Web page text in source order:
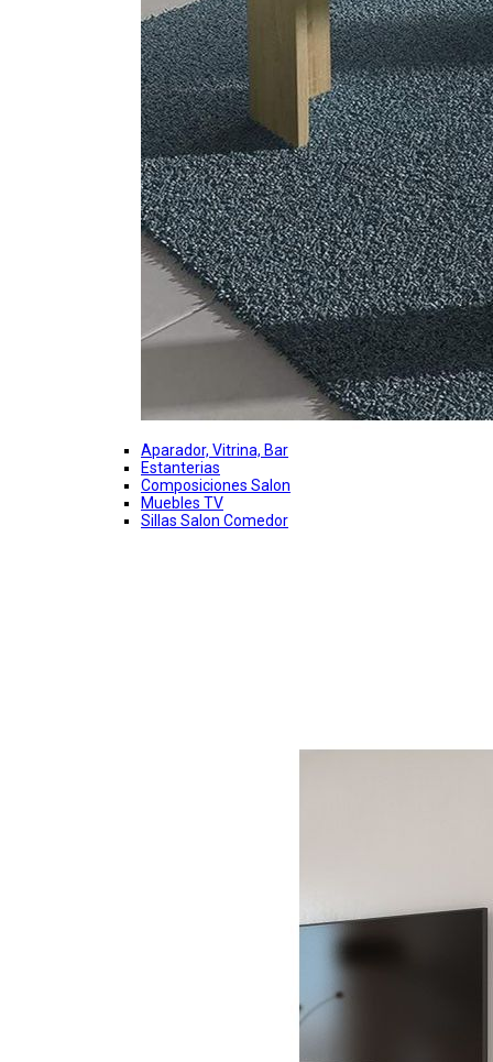
Aparador, Vitrina, Bar
Estanterias
Composiciones Salon
Muebles TV
Sillas Salon Comedor